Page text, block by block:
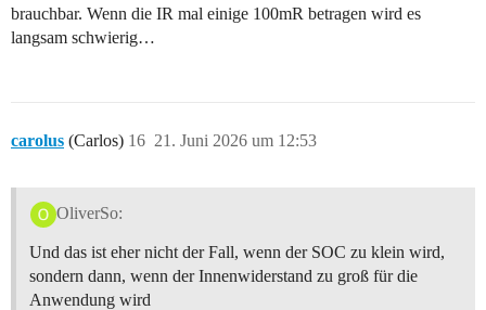
brauchbar. Wenn die IR mal einige 100mR betragen wird es
langsam schwierig…
carolus (Carlos) 21. Juni 2026 um 12:53
16
OliverSo:
Und das ist eher nicht der Fall, wenn der SOC zu klein wird,
sondern dann, wenn der Innenwiderstand zu groß für die
Anwendung wird